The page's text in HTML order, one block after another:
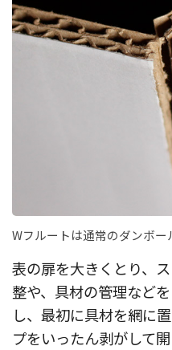
Wフルートは通常のダンボ
表の扉を大きくとり、
整や、具材の管理など
し、最初に具材を網に
プをいったん剥がして